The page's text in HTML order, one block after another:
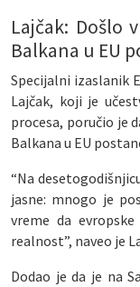
Lajčak: Došlo
Balkana u EU
Specijalni izaslanik
Lajčak, koji je
procesa, poručio je
Balkana u EU
“Na
jasne: mnogo je
vreme da
realnost”, naveo je
Dodao je da je na